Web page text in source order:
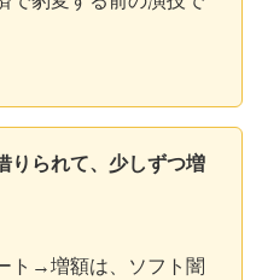
りられて、少しずつ増
ト→増額は、ソフト闇